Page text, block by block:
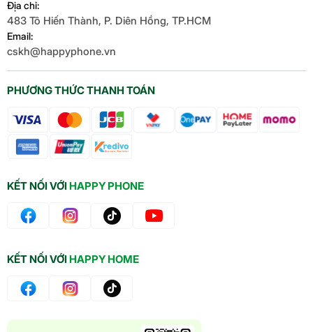
Tự tin tỏa sáng với mọi
Camera selfie 10MP:Độ phân giải cao cùng công
nghệ xử lý hình ảnh tiên tiến cho bạn những bức
ảnh selfie lung linh, rạng rỡ.
Camera sau màn hình 4MP:Mang đến trải nghiệm
PHƯƠNG THỨC THANH TOÁN
KẾT NỐI VỚIHAPPY PHONE
Địa chỉ:
483 Tô Hiến Thành, P. Diên Hồng, TP.HCM
Email:
cskh@happyphone.vn
KẾT NỐI VỚIHAPPY HOME